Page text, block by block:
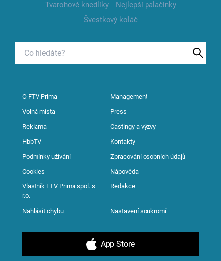
Tvarohové knedlíky
Nejlepší palačinky
Švestkový koláč
O FTV Prima Management
Volná místa Press
Reklama Castingy a výzvy
HbbTV Kontakty
Podmínky užívání Zpracování osobních údajů
Cookies Nápověda
Vlastník FTV Prima spol. s
r.o.
Redakce
Nahlásit chybu Nastavení soukromí
App Store